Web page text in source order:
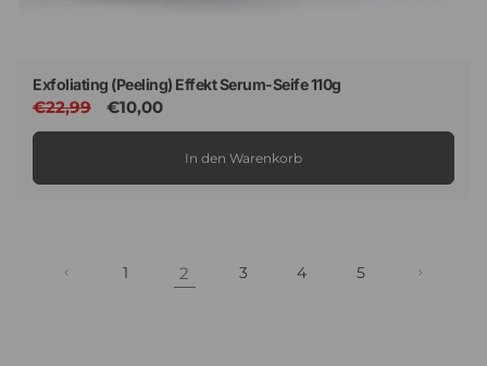
Exfoliating (Peeling) Effekt Serum-Seife 110g
Normaler
Preis
€22,99 Verkaufspreis
€10,00
In den Warenkorb
1 2 3 4 5